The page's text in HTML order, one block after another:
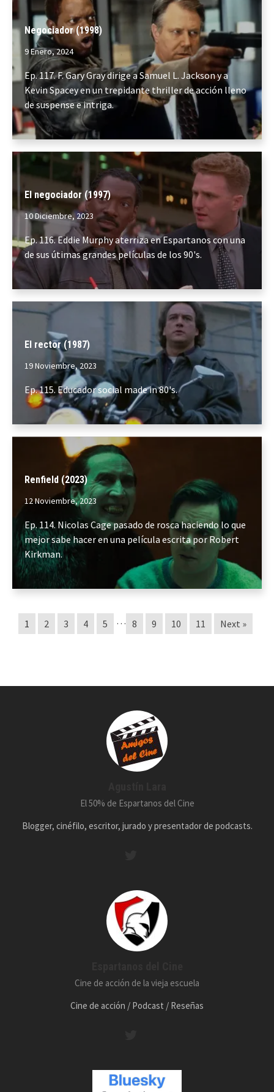
Negociador (1998)
9 Enero, 2024
Ep. 117. F. Gary Gray dirige a Samuel L. Jackson y a
Kevin Spacey en un trepidante thriller de acción lleno
de suspense e intriga.
El negociador (1997)
10 Diciembre, 2023
Ep. 116. Eddie Murphy aterriza en Espartanos con una
de sus útimas grandes películas de los 90's.
El rector (1987)
19 Noviembre, 2023
Ep. 115. Educador social made in 80's.
Renfield (2023)
12 Noviembre, 2023
Ep. 114. Nicolas Cage pasado de rosca haciendo lo que
mejor sabe hacer en una película escrita por Robert
Kirkman.
1 2 3 4 5 … 8 9 10 11 Next »
El 50% de Espartanos del Cine
Blogger, cinéfilo, escritor, jurado y presentador de podcasts.
Cine de acción de la vieja escuela
Cine de acción / Podcast / Reseñas